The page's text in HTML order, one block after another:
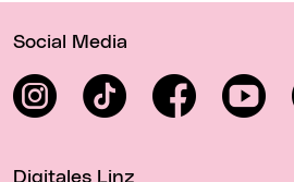
Social Media
InstagramTikTok FacebookYouTube
Digitales Linz